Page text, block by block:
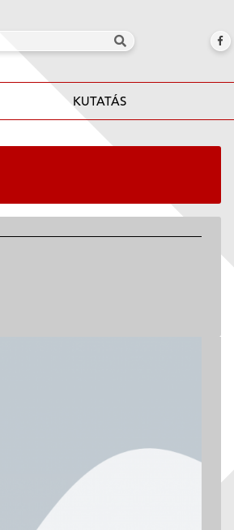
KUTATÁS